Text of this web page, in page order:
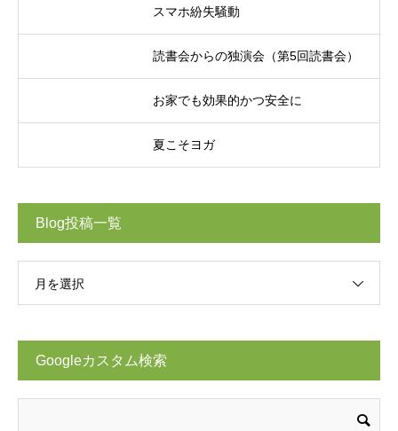
スマホ紛失騒動
読書会からの独演会（第5回読書会）
お家でも効果的かつ安全に
夏こそヨガ
Blog投稿一覧
月を選択
Googleカスタム検索